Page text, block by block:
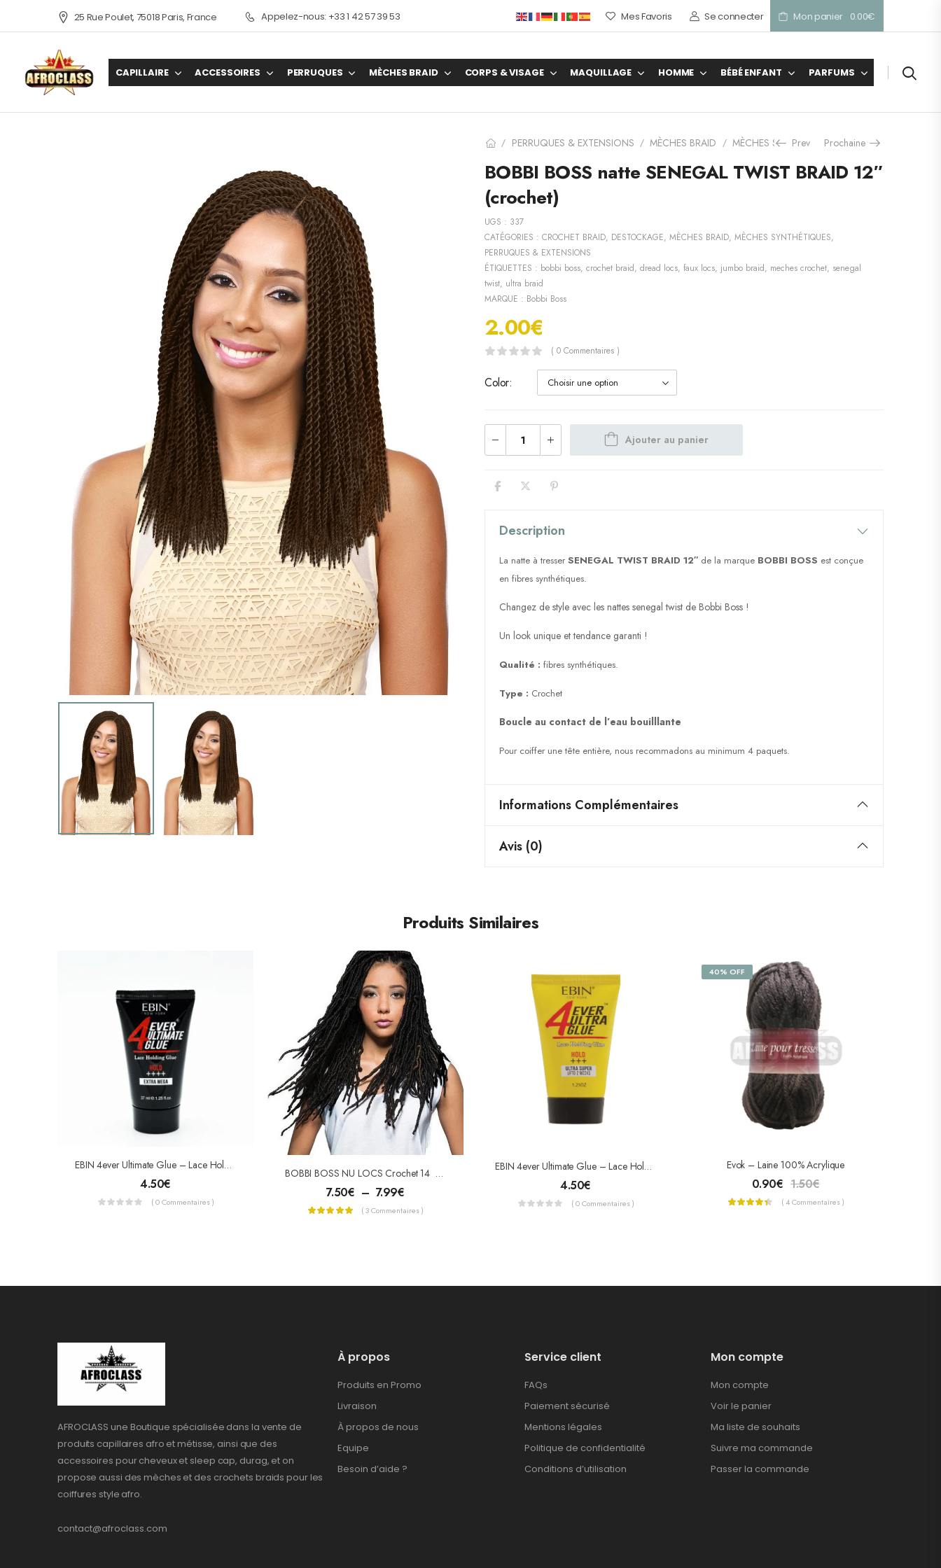
25 Rue Poulet, 75018 Paris, France Appelez-nous: +33 1 42 57 39 53 Mes Favoris Se connecter Mon panier 0.00€
CAPILLAIRE ACCESSOIRES PERRUQUES MÈCHES BRAID CORPS & VISAGE MAQUILLAGE HOMME BÉBÉ ENFANT PARFUMS
/ PERRUQUES & EXTENSIONS / MÈCHES BRAID / MÈCHES SYNTHÉTIQUES / BOBBI BOSS natte
Prev Prochaine
BOBBI BOSS natte SENEGAL TWIST BRAID 12″
(crochet)
UGS : 337
CATÉGORIES : CROCHET BRAID, DESTOCKAGE, MÈCHES BRAID, MÈCHES SYNTHÉTIQUES,
PERRUQUES & EXTENSIONS
ÉTIQUETTES : bobbi boss, crochet braid, dread locs, faux locs, jumbo braid, meches crochet, senegal
twist, ultra braid
MARQUE : Bobbi Boss
2.00€
( 0 Commentaires )
Color
Ajouter au panier
Description
La natte à tresserSENEGAL TWIST BRAID 12″ de la marque BOBBI BOSS est conçue
en fibres synthétiques.
Changez de style avec les nattes senegal twist de Bobbi Boss !
Un look unique et tendance garanti !
Qualité : fibres synthétiques.
Type : Crochet
Boucle au contact de l’eau bouilllante
Pour coiffer une tête entière, nous recommadons au minimum 4 paquets.
Informations Complémentaires
Avis (0)
Produits Similaires
EBIN 4ever Ultimate Glue – Lace Holding Glue – Gel Pour Lace Extra Mega
4.50€
( 0 Commentaires )
BOBBI BOSS NU LOCS Crochet 14 » – 18″
7.50€ – 7.99€
( 3 Commentaires )
EBIN 4ever Ultimate Glue – Lace Holding Glue – Gel Pour Lace Ultra Super
4.50€
( 0 Commentaires )
40% OFF
Evok – Laine 100% Acrylique
0.90€ 1.50€
( 4 Commentaires )
AFROCLASS une Boutique spécialisée dans la vente de
produits capillaires afro et métisse, ainsi que des
accessoires pour cheveux et sleep cap, durag, et on
propose aussi des mèches et des crochets braids pour les
coiffures style afro.
contact@afroclass.com
À propos
Produits en Promo
Livraison
À propos de nous
Equipe
Besoin d’aide ?
Service client
FAQs
Paiement sécurisé
Mentions légales
Politique de confidentialité
Conditions d’utilisation
Mon compte
Mon compte
Voir le panier
Ma liste de souhaits
Suivre ma commande
Passer la commande